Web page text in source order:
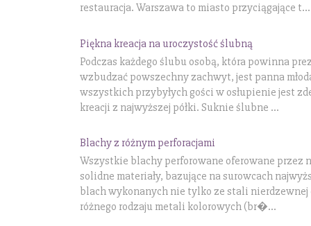
restauracja. Warszawa to miasto przyciągające t...
Piękna kreacja na uroczystość ślubną
Podczas każdego ślubu osobą, która powinna
wzbudzać powszechny zachwyt, jest panna
wszystkich przybyłych gości w osłupienie jest
kreacji z najwyższej półki. Suknie ślubne ...
Blachy z różnym perforacjami
Wszystkie blachy perforowane oferowane przez
solidne materiały, bazujące na surowcach
blach wykonanych nie tylko ze stali nierdzewnej
różnego rodzaju metali kolorowych (br�...